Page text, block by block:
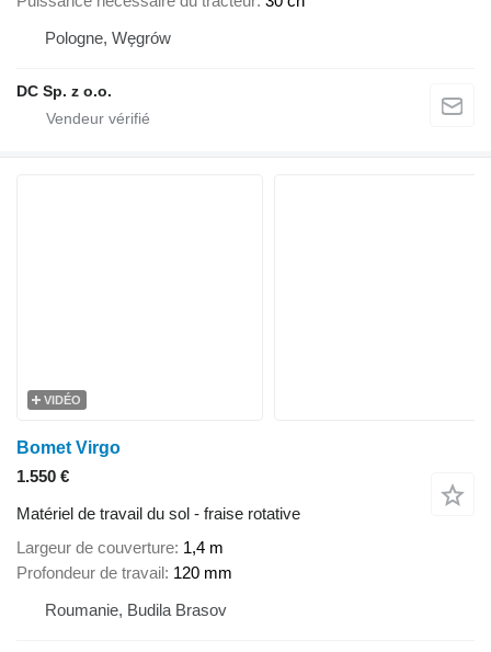
Pologne, Węgrów
DC Sp. z o.o.
VIDÉO
Bomet Virgo
1.550 €
Matériel de travail du sol - fraise rotative
Largeur de couverture 1,4 m
Profondeur de travail 120 mm
Roumanie, Budila Brasov